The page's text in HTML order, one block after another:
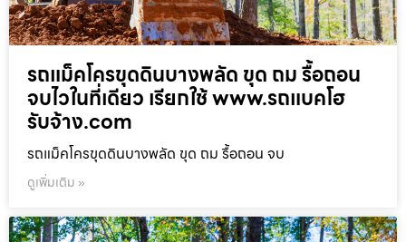
รถแม็คโครขุดดินบางพลัด ขุด ถม รื้อถอน
จบไวในที่เดียว เรียกใช้ www.รถแบคโฮ
รับจ้าง.com
รถแม็คโครขุดดินบางพลัด ขุด ถม รื้อถอน จบ
ดูเพิ่มเติม »